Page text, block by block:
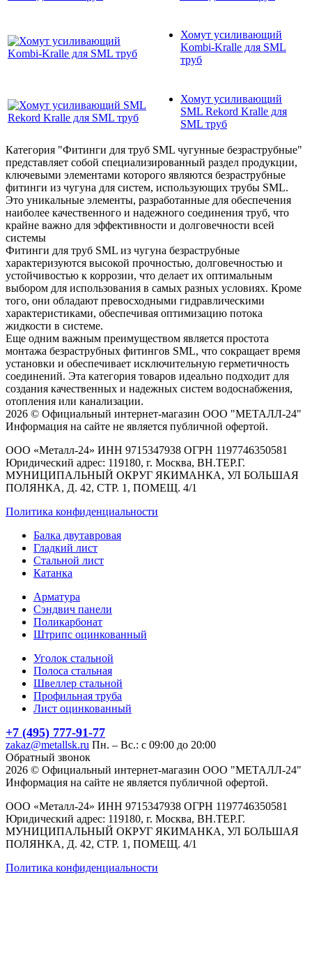
Хомут усиливающий
Kombi-Kralle для SML
труб
Хомут усиливающий
SML Rekord Kralle для
SML труб
Категория "Фитинги для труб SML чугунные безраструбные"
представляет собой специализированный раздел продукции,
ключевыми элементами которого являются безраструбные
фитинги из чугуна для систем, использующих трубы SML.
Это уникальные элементы, разработанные для обеспечения
наиболее качественного и надежного соединения труб, что
крайне важно для эффективности и долговечности всей
системы
Фитинги для труб SML из чугуна безраструбные
характеризуются высокой прочностью, долговечностью и
устойчивостью к коррозии, что делает их оптимальным
выбором для использования в самых разных условиях. Кроме
того, они обладают превосходными гидравлическими
характеристиками, обеспечивая оптимизацию потока
жидкости в системе.
Еще одним важным преимуществом является простота
монтажа безраструбных фитингов SML, что сокращает время
установки и обеспечивает исключительную герметичность
соединений. Эта категория товаров идеально подходит для
создания качественных и надежных систем водоснабжения,
отопления или канализации.
2026 © Официальный интернет-магазин ООО "МЕТАЛЛ-24"
Информация на сайте не является публичной офертой.
ООО «Металл-24» ИНН 9715347938 ОГРН 1197746350581
Юридический адрес: 119180, г. Москва, ВН.ТЕР.Г.
МУНИЦИПАЛЬНЫЙ ОКРУГ ЯКИМАНКА, УЛ БОЛЬШАЯ
ПОЛЯНКА, Д. 42, СТР. 1, ПОМЕЩ. 4/1
Политика конфиденциальности
Балка двутавровая
Гладкий лист
Стальной лист
Катанка
Арматура
Сэндвич панели
Поликарбонат
Штрипс оцинкованный
Уголок стальной
Полоса стальная
Швеллер стальной
Профильная труба
Лист оцинкованный
+7 (495) 777-91-77
zakaz@metallsk.ru Пн. – Вс.: с 09:00 до 20:00
Обратный звонок
2026 © Официальный интернет-магазин ООО "МЕТАЛЛ-24"
Информация на сайте не является публичной офертой.
ООО «Металл-24» ИНН 9715347938 ОГРН 1197746350581
Юридический адрес: 119180, г. Москва, ВН.ТЕР.Г.
МУНИЦИПАЛЬНЫЙ ОКРУГ ЯКИМАНКА, УЛ БОЛЬШАЯ
ПОЛЯНКА, Д. 42, СТР. 1, ПОМЕЩ. 4/1
Политика конфиденциальности